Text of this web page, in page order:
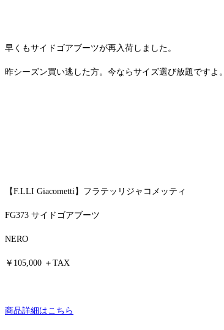
早くもサイドゴアブーツが再入荷しました。
昨シーズン買い逃した方。今ならサイズ選び放題ですよ。
【F.LLI Giacometti】フラテッリジャコメッティ
FG373 サイドゴアブーツ
NERO
￥105,000 ＋TAX
商品詳細はこちら